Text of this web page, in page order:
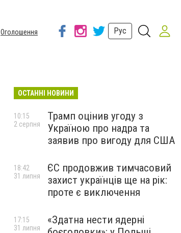
Оголошення
Рус
ОСТАННІ НОВИНИ
Трамп оцінив угоду з
Україною про надра та
заявив про вигоду для США
10:15
2 серпня
ЄС продовжив тимчасовий
захист українців ще на рік:
проте є виключення
18:42
31 липня
«Здатна нести ядерні
17:15
31 липня